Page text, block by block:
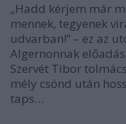
„Hadd kérjem már
mennek, tegyenek
udvarban!” – ez az
Algernonnak
Szervét Tibor
mély csönd után
taps…